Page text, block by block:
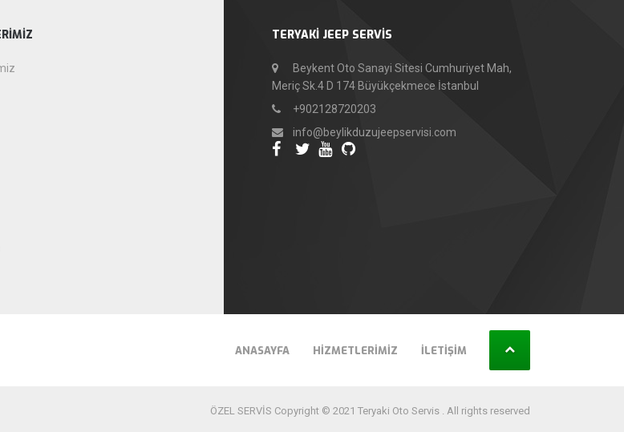
TERYAKİ JEEP SERVİS
Beykent Oto Sanayi Sitesi Cumhuriyet Mah,
Meriç Sk.4 D 174 Büyükçekmece İstanbul
+902128720203
info@beylikduzujeepservisi.com
ANASAYFA HIZMETLERIMIZ İLETIŞIM
ÖZEL SERVİS Copyright © 2021 Teryaki Oto Servis . All rights reserved